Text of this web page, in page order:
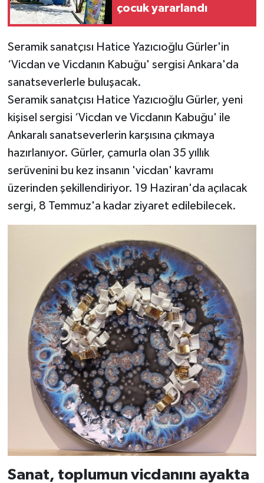
çocuk yararlandı
Seramik sanatçısı Hatice Yazıcıoğlu Gürler'in
‘Vicdan ve Vicdanın Kabuğu' sergisi Ankara'da
sanatseverlerle buluşacak.
Seramik sanatçısı Hatice Yazıcıoğlu Gürler, yeni
kişisel sergisi ‘Vicdan ve Vicdanın Kabuğu' ile
Ankaralı sanatseverlerin karşısına çıkmaya
hazırlanıyor. Gürler, çamurla olan 35 yıllık
serüvenini bu kez insanın 'vicdan' kavramı
üzerinden şekillendiriyor. 19 Haziran'da açılacak
sergi, 8 Temmuz'a kadar ziyaret edilebilecek.
Sanat, toplumun vicdanını ayakta